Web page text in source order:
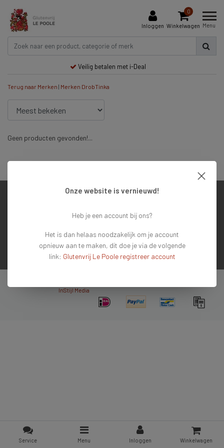
Inloggen
0
Winkelwagen Menu
Veilig betalen met i-Deal
Terug naar Merken | Merken DrobTinka
Geen producten gevonden!...
Contactgegevens
Nieuwsbrief
InStijl Media
Service Menu Inloggen Winkelwagen
Onze website is vernieuwd!
Heb je een account bij ons?
Het is dan helaas noodzakelijk om je account
opnieuw aan te maken, dit doe je via de volgende
link: Glutenvrij Le Poole registreer account